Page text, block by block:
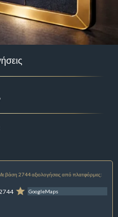
βάση 2744 αξιολογήσεις από πλατφόρμες:
GoogleMaps